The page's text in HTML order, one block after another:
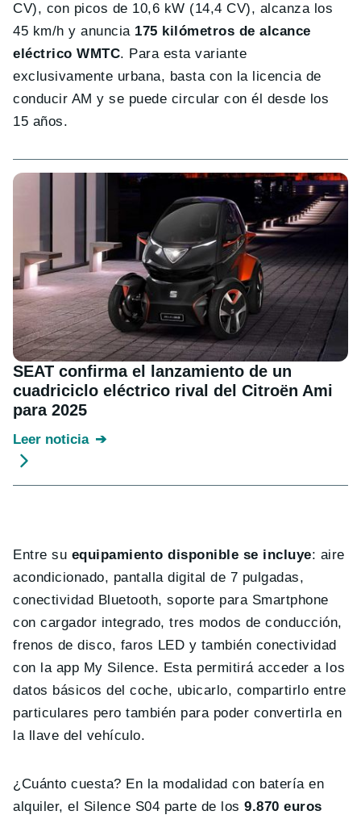
CV), con picos de 10,6 kW (14,4 CV), alcanza los
45 km/h y anuncia 175 kilómetros de alcance
eléctrico WMTC. Para esta variante
exclusivamente urbana, basta con la licencia de
conducir AM y se puede circular con él desde los
15 años.
SEAT confirma el lanzamiento de un
cuadriciclo eléctrico rival del Citroën Ami
para 2025
Leer noticia
Entre su equipamiento disponible se incluye: aire
acondicionado, pantalla digital de 7 pulgadas,
conectividad Bluetooth, soporte para Smartphone
con cargador integrado, tres modos de conducción,
frenos de disco, faros LED y también conectividad
con la app My Silence. Esta permitirá acceder a los
datos básicos del coche, ubicarlo, compartirlo entre
particulares pero también para poder convertirla en
la llave del vehículo.
¿Cuánto cuesta? En la modalidad con batería en
alquiler, el Silence S04 parte de los9.870 euros